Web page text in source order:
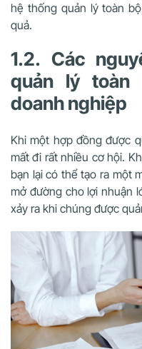
hệ thống quản lý toàn
quả.
1.2. Các
quản lý toàn
doanh nghiệp
Khi một hợp đồng được
mất đi rất nhiều cơ hội.
bạn lại có thể tạo ra một
mở đường cho lợi nhuận
xảy ra khi chúng được